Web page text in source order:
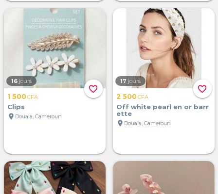
favorite_border
16 jours
1 500CFA
Clips
location_on Douala, Cameroun
favorite_border
17 jours
2 500CFA
Off white pearl en or barr
ette
location_on Douala, Cameroun